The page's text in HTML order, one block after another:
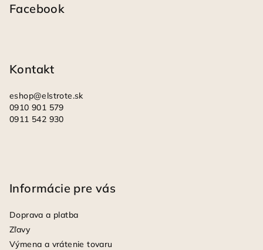
Facebook
Kontakt
eshop@elstrote.sk
0910 901 579
0911 542 930
Informácie pre vás
Doprava a platba
Zľavy
Výmena a vrátenie tovaru